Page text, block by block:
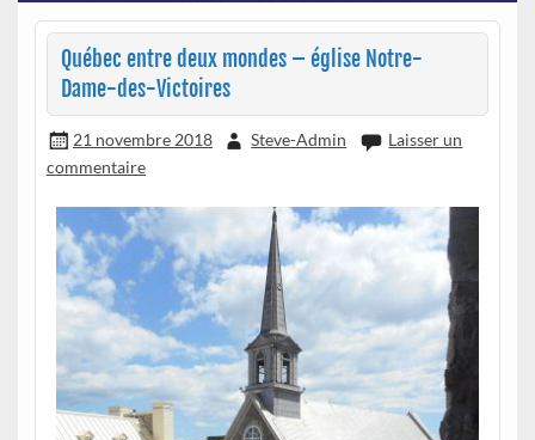
Québec entre deux mondes – église Notre-
Dame-des-Victoires
21 novembre 2018 Steve-Admin
Laisser un
commentaire